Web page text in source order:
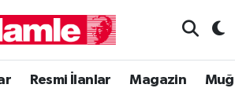
Resmi İlanlar Magazin
Eczaneler